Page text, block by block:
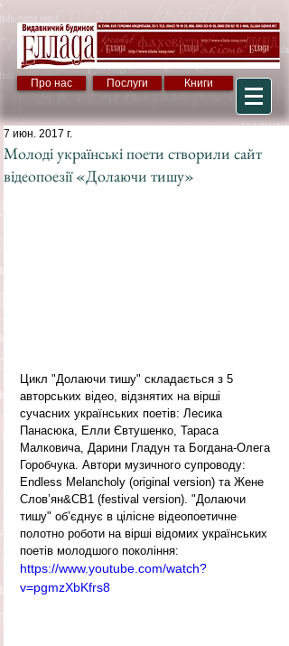
Про нас Послуги Книги
Молоді українські поети створили сайт
відеопоезії «Долаючи тишу»
7 июн. 2017 г.
Цикл "Долаючи тишу" складається з 5
авторських відео, відзнятих на вірші
сучасних українських поетів: Лесика
Панасюка, Елли Євтушенко, Тараса
Малковича, Дарини Гладун та Богдана-Олега
Горобчука. Автори музичного супроводу:
Endless Melancholy (original version) та Жене
Слов’ян&CB1 (festival version). "Долаючи
тишу" об’єднує в цілісне відеопоетичне
полотно роботи на вірші відомих українських
поетів молодшого покоління:
https://www.youtube.com/watch?
v=pgmzXbKfrs8